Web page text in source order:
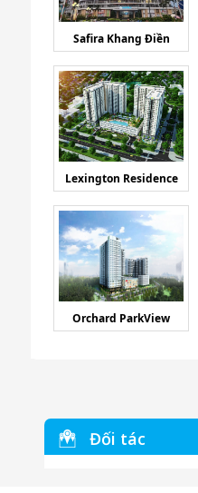
Safira Khang Điền
Lexington Residence
Orchard ParkView
Đối tác